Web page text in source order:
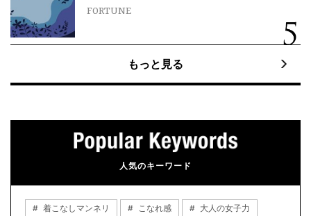
FORTUNE
もっと見る
人気のキーワード
着こなしマンネリ こなれ感
大人の女子力